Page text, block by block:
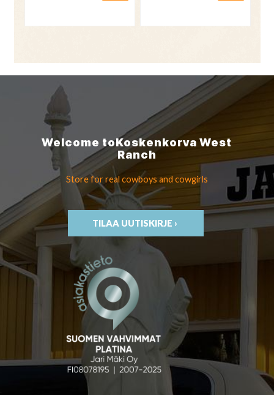
Welcome toKoskenkorvaWest
Ranch
Store for real cowboys and cowgirls
TILAA UUTISKIRJE ›